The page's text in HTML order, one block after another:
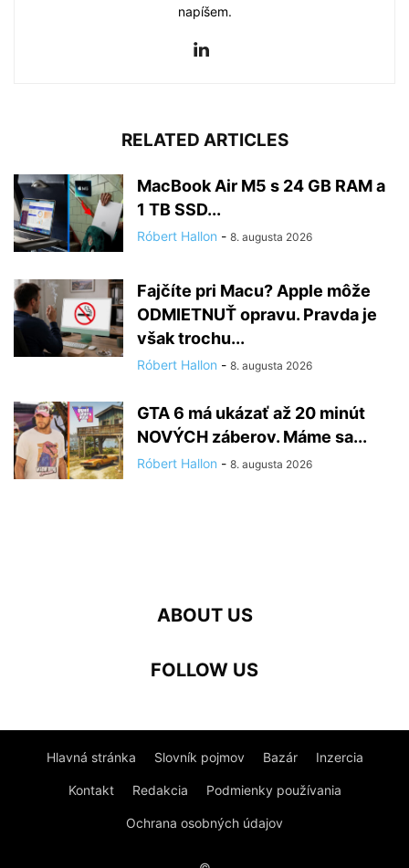
napíšem.
RELATED ARTICLES
MacBook Air M5 s 24 GB RAM a
1 TB SSD...
Róbert Hallon - 8. augusta 2026
Fajčíte pri Macu? Apple môže
ODMIETNUŤ opravu. Pravda je
však trochu...
Róbert Hallon - 8. augusta 2026
GTA 6 má ukázať až 20 minút
NOVÝCH záberov. Máme sa...
Róbert Hallon - 8. augusta 2026
ABOUT US
FOLLOW US
Hlavná stránka Slovník pojmov Bazár Inzercia
Kontakt Redakcia Podmienky používania
Ochrana osobných údajov